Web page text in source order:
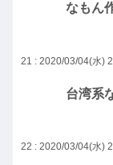
なもん
21 : 2020/03/04(水)
台湾系
22 : 2020/03/04(水)